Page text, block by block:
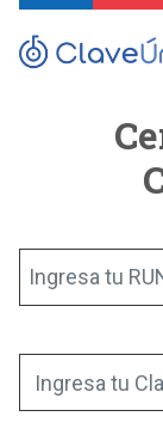
Ingresa tu
Ingresa tu